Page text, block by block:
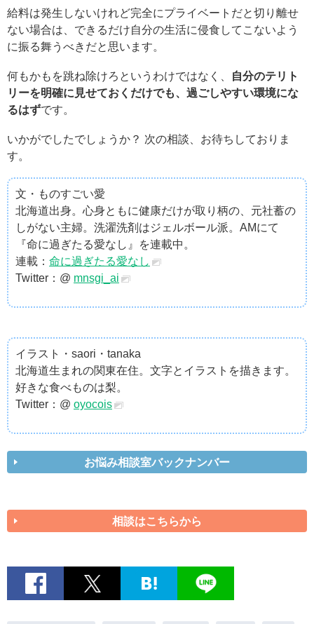
給料は発生しないけれど完全にプライベートだと切り離せ
ない場合は、できるだけ自分の生活に侵食してこないよう
に振る舞うべきだと思います。
何もかもを跳ね除けろというわけではなく、
自分のテリト
リーを明確に見せておくだけでも、過ごしやすい環境にな
るはずです。
いかがでしたでしょうか？ 次の相談、お待ちしておりま
す。
文・ものすごい愛
北海道出身。心身ともに健康だけが取り柄の、元社蓄の
しがない主婦。洗濯洗剤はジェルボール派。AMにて
『命に過ぎたる愛なし』を連載中。
連載： 命に過ぎたる愛なし
Twitter：@ mnsgi_ai
イラスト・saori・tanaka
北海道生まれの関東在住。文字とイラストを描きます。
好きな食べものは梨。
Twitter：@ oyocois
お悩み相談室バックナンバー
相談はこちらから